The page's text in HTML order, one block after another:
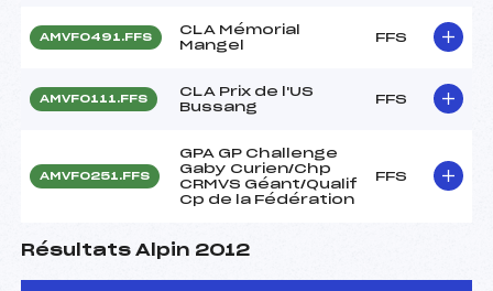
AMVF0491.FFS
CLA Mémorial
Mangel
FFS
AMVF0111.FFS
CLA Prix de l'US
Bussang
FFS
AMVF0251.FFS
GPA GP Challenge
Gaby Curien/Chp
CRMVS Géant/Qualif
Cp de la Fédération
FFS
Résultats Alpin 2012